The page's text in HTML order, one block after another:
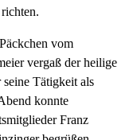
vom
vergaß der heilige
Tätigkeit als
konnte
Franz